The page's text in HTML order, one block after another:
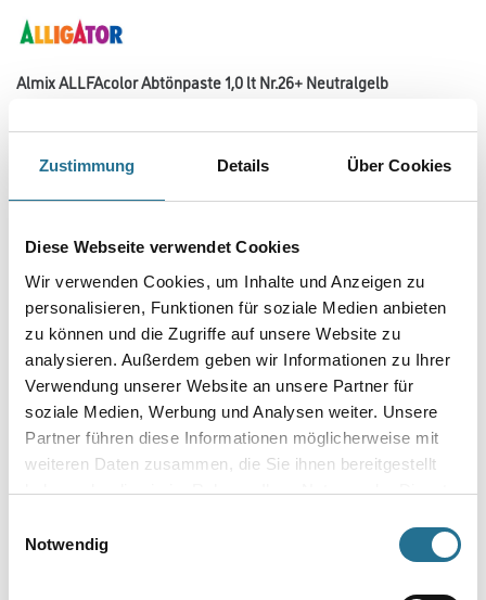
Zustimmung Details Über Cookies
Diese Webseite verwendet Cookies
Wir verwenden Cookies, um Inhalte und Anzeigen zu
personalisieren, Funktionen für soziale Medien anbieten
zu können und die Zugriffe auf unsere Website zu
analysieren. Außerdem geben wir Informationen zu Ihrer
Verwendung unserer Website an unsere Partner für
soziale Medien, Werbung und Analysen weiter. Unsere
Partner führen diese Informationen möglicherweise mit
weiteren Daten zusammen, die Sie ihnen bereitgestellt
haben oder die sie im Rahmen Ihrer Nutzung der Dienste
Notwendig
Almix ALLFAcolor Abtönpaste 1,0 lt Nr.26+ Neutralgelb
Gebinde
Umrechnungsfaktoren